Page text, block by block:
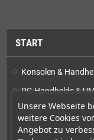
Unsere Webseite
weitere Cookies
Angebot zu
START
Konsolen &
PC-Handhelds &
Produkte für
Spiele